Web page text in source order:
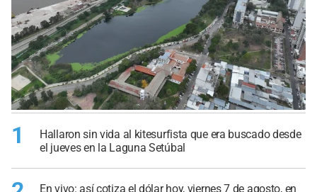
1
Hallaron sin vida al kitesurfista que era buscado desde
el jueves en la Laguna Setúbal
En vivo: así cotiza el dólar hoy, viernes 7 de agosto, en